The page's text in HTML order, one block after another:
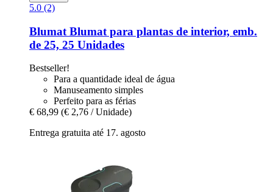
5.0 (2)
Blumat Blumat para plantas de interior, emb.
de 25, 25 Unidades
Bestseller!
Para a quantidade ideal de água
Manuseamento simples
Perfeito para as férias
€ 68,99 (€ 2,76 / Unidade)
Entrega gratuita até 17. agosto